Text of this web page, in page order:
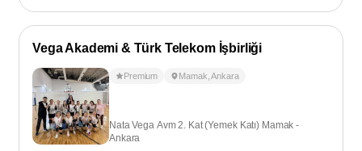
Vega Akademi & Türk Telekom İşbirliği
Premium Mamak ,Ankara
Nata Vega Avm 2. Kat (Yemek Katı) Mamak -
Ankara